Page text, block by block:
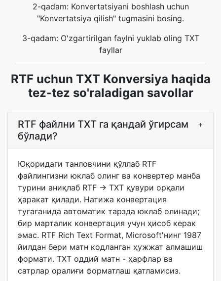
2-qadam: Konvertatsiyani boshlash uchun
"Konvertatsiya qilish" tugmasini bosing.
3-qadam: O'zgartirilgan faylni yuklab oling TXT
fayllar
RTF uchun TXT Konversiya haqida
tez-tez so'raladigan savollar
RTF файлни TXT га қандай ўгирсам
бўлади?
+
Юқоридаги танловчини қўллаб RTF
файлингизни юклаб олинг ва конвертер манба
турини аниқлаб RTF → TXT қувури орқали
ҳаракат қилади. Натижа конвертация
тугаганида автоматик тарзда юклаб олинади;
бир марталик конвертация учун ҳисоб керак
эмас. RTF Rich Text Format, Microsoft'нинг 1987
йилдан бери матн кодланган ҳужжат алмашиш
формати. TXT оддий матн - ҳарфлар ва
сатрлар оралиғи форматлаш қатламисиз.